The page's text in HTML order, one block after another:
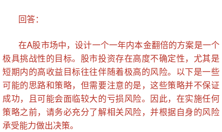
回答：
在A股市场中，设计一个一年内本金翻倍的方案是一个
极具挑战性的目标。股市投资存在高度不确定性，尤其是
短期内的高收益目标往往伴随着极高的风险。以下是一些
可能的思路和策略，但需要注意的是，这些策略并不保证
成功，且可能会面临较大的亏损风险。因此，在实施任何
策略之前，请务必充分了解相关风险，并根据自身的风险
承受能力做出决策。